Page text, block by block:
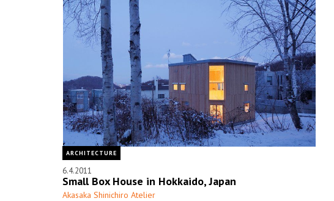
ARCHITECTURE
6.4.2011
Small Box House in Hokkaido, Japan
Akasaka Shinichiro Atelier